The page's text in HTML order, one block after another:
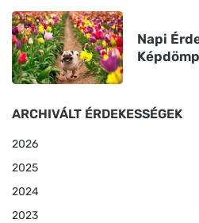
Napi
ARCHIVÁLT ÉRDEKESSÉGEK
2026
2025
2024
2023